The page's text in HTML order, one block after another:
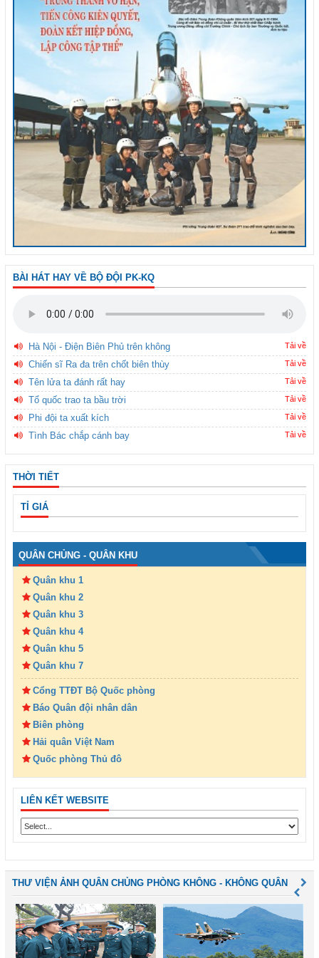
BÀI HÁT HAY VỀ BỘ ĐỘI PK-KQ
Hà Nội - Điện Biên Phủ trên không Tải về
Chiến sĩ Ra đa trên chốt biên thùy Tải về
Tên lửa ta đánh rất hay Tải về
Tổ quốc trao ta bầu trời Tải về
Phi đội ta xuất kích Tải về
Tình Bác chắp cánh bay Tải về
THỜI TIẾT
TỈ GIÁ
QUÂN CHỦNG - QUÂN KHU
Quân khu 1
Quân khu 2
Quân khu 3
Quân khu 4
Quân khu 5
Quân khu 7
Cổng TTĐT Bộ Quốc phòng
Báo Quân đội nhân dân
Biên phòng
Hải quân Việt Nam
Quốc phòng Thủ đô
LIÊN KẾT WEBSITE
THƯ VIỆN ẢNH QUÂN CHỦNG PHÒNG KHÔNG - KHÔNG QUÂN